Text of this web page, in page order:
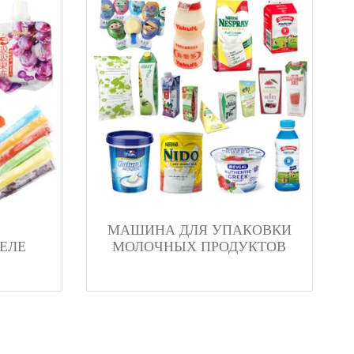
МАШИНА ДЛЯ УПАКОВКИ
МОЛОЧНЫХ ПРОДУКТОВ